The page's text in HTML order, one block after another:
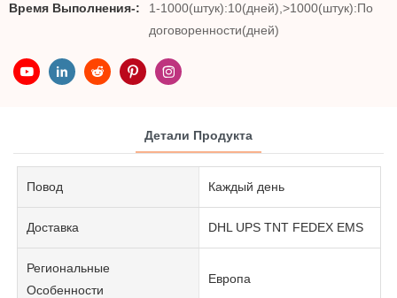
Время Выполнения-:
1-1000(штук):10(дней),>1000(штук):По
договоренности(дней)
Детали Продукта
Повод Каждый день
Доставка DHL UPS TNT FEDEX EMS
Региональные
Особенности
Европа